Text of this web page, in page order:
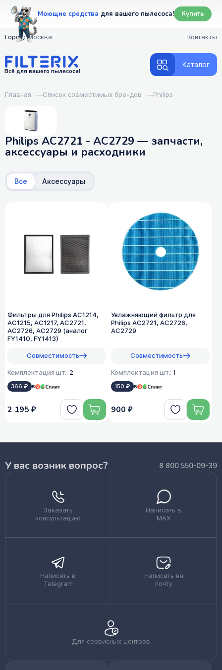
Моющие средства для вашего пылесоса! Купить
Город: Москва Контакты
Всё для вашего пылесоса!
Каталог
Главная —Список совместимых брендов —Philips
Philips AC2721 - AC2729 — запчасти,
аксессуары и расходники
Все Аксессуары
Фильтры для Philips AC1214,
AC1215, AC1217, AC2721,
AC2726, AC2729 (аналог
FY1410, FY1413)
Совместимость
Комплектация шт.: 2
366 ₽ в
2 195 ₽
Увлажняющий фильтр для
Philips AC2721, AC2726,
AC2729
Совместимость
Комплектация шт.: 1
150 ₽ в
900 ₽
У вас возник вопрос? 8 800 550-09-39
Заказать
консультацию
Написать в
MAX
Написать в
Telegram
Написать на
почту
Для сервисных центров